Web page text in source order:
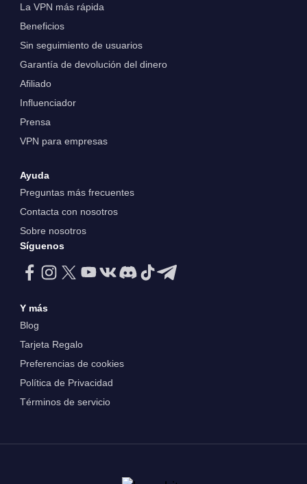
La VPN más rápida
Beneficios
Sin seguimiento de usuarios
Garantía de devolución del dinero
Afiliado
Influenciador
Prensa
VPN para empresas
Ayuda
Preguntas más frecuentes
Contacta con nosotros
Sobre nosotros
Síguenos
Y más
Blog
Tarjeta Regalo
Preferencias de cookies
Política de Privacidad
Términos de servicio